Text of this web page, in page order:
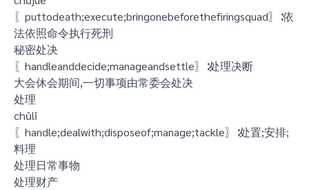
〖puttodeath;execute;bringonebeforethefiringsquad〗∶依
法依照命令执行死刑
秘密处决
〖handleanddecide;manageandsettle〗∶处理决断
大会休会期间,一切事项由常委会处决
处理
chǔlǐ
〖handle;dealwith;disposeof;manage;tackle〗∶处置;安排;
料理
处理日常事物
处理财产